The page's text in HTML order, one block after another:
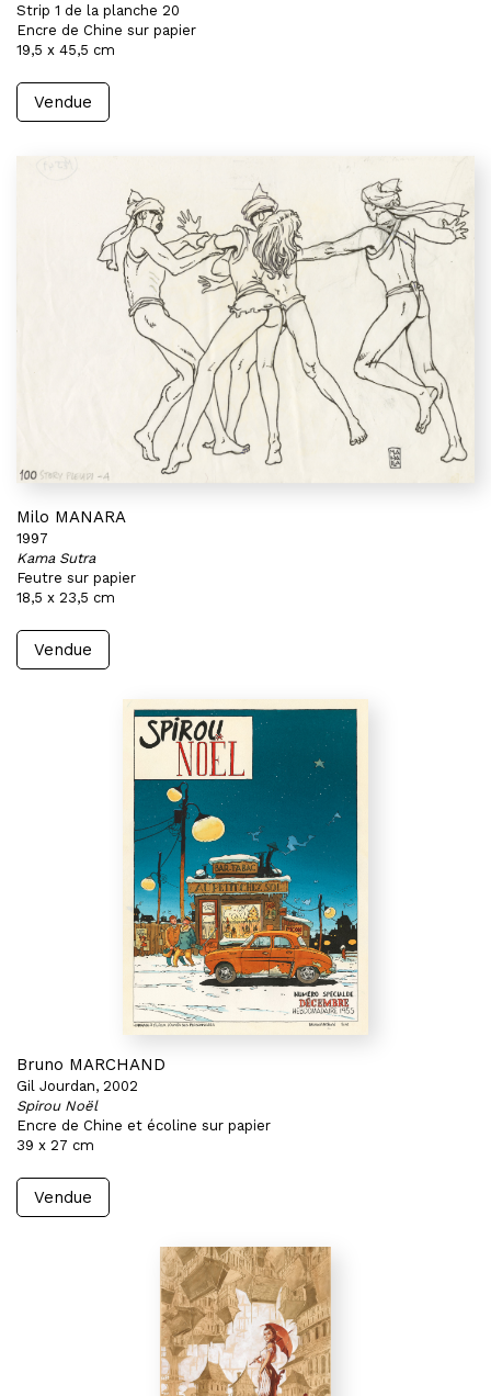
Strip 1 de la planche 20
Encre de Chine sur papier
19,5 x 45,5 cm
Vendue
Milo MANARA
1997
Kama Sutra
Feutre sur papier
18,5 x 23,5 cm
Vendue
Bruno MARCHAND
Gil Jourdan, 2002
Spirou Noël
Encre de Chine et écoline sur papier
39 x 27 cm
Vendue